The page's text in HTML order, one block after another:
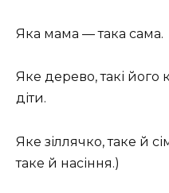
Яка мама — така сама.
Яке дерево, такі його
діти.
Яке зіллячко, таке й
таке й насіння.)